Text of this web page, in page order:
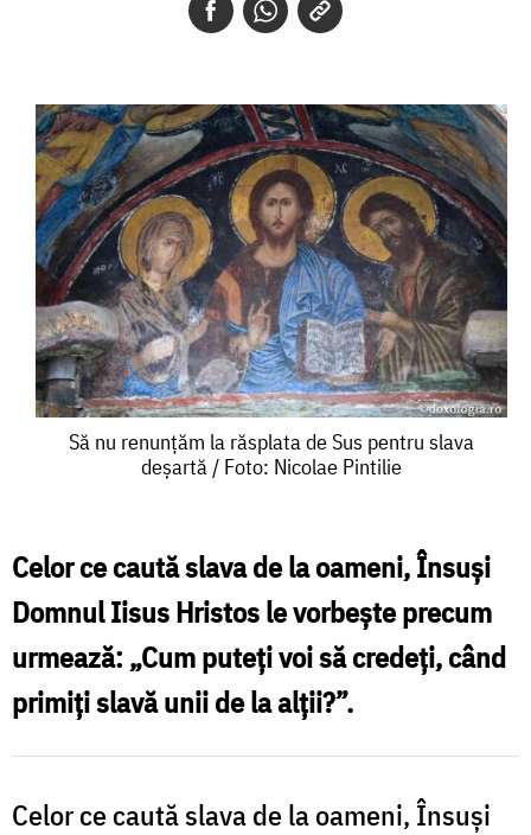
la
răsplata
de
Sus
pentru
deșartă
Să nu renunțăm la răsplata de Sus pentru slava
deșartă / Foto: Nicolae Pintilie
Celor ce caută slava de la oameni, Însuși
Domnul Iisus Hristos le vorbește precum
urmează: „Cum puteți voi să credeți, când
primiți slavă unii de la alții?”.
Celor ce caută slava de la oameni, Însuşi